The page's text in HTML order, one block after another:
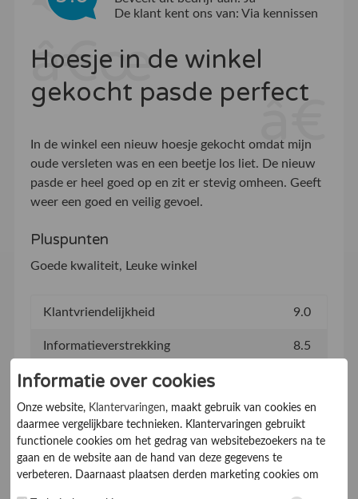
De klant kent ons van: Via kennissen
Hoesje in de winkel
gekocht pasde perfect
In de winkel een nieuw hoesje gekocht omdat mijn
oude versleten was en een beetje los liet. De nieuw
pasde er heel goed op en zit er stevig omheen. Geeft
weer een goed en veilig gevoel.
Pluspunten
Goede kwaliteit, Leuke winkel
Klantvriendelijkheid 9.0
Informatieverstrekking 8.5
Prijs
Afspraken nakomen 9.0
Bereikbaarheid 9.0
Communicatie 10
Informatie over cookies
Onze website, Klantervaringen, maakt gebruik van cookies en
daarmee vergelijkbare technieken. Klantervaringen gebruikt
functionele cookies om het gedrag van websitebezoekers na te
gaan en de website aan de hand van deze gegevens te
verbeteren. Daarnaast plaatsen derden marketing cookies om